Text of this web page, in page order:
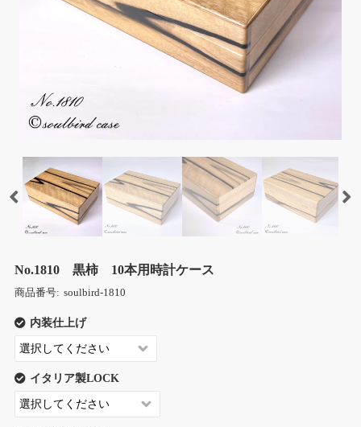
No.1810 黒柿 10本用時計ケース
商品番号: soulbird-1810
内装仕上げ
イタリア製LOCK